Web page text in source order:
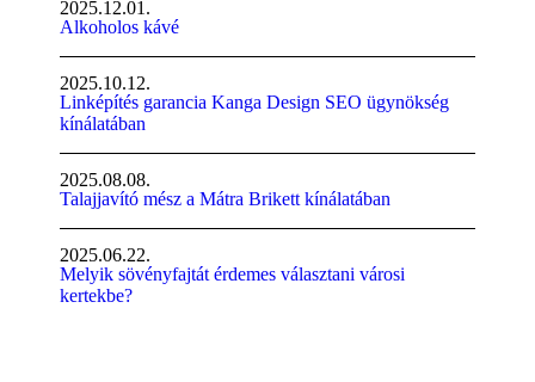
Alkoholos kávé
2025.12.01.
Linképítés garancia Kanga Design SEO ügynökség
kínálatában
2025.10.12.
Talajjavító mész a Mátra Brikett kínálatában
2025.08.08.
Melyik sövényfajtát érdemes választani városi
kertekbe?
2025.06.22.